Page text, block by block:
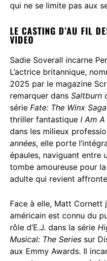
qui ne se limite pas aux
LE CASTING D’AU FIL
VIDEO
Sadie Soverall incarne
L’actrice britannique,
2025 par le magazine
remarquer dans Saltburn
série Fate: The Winx Saga
thriller fantastique I Am
dans les milieux
années, elle porte
épaules, naviguant entre
tombe amoureuse pour
adulte qui revient
Face à elle, Matt Cornett
américain est connu du
rôle d’E.J. dans la série
Musical: The Series sur
aux Emmy Awards. Il